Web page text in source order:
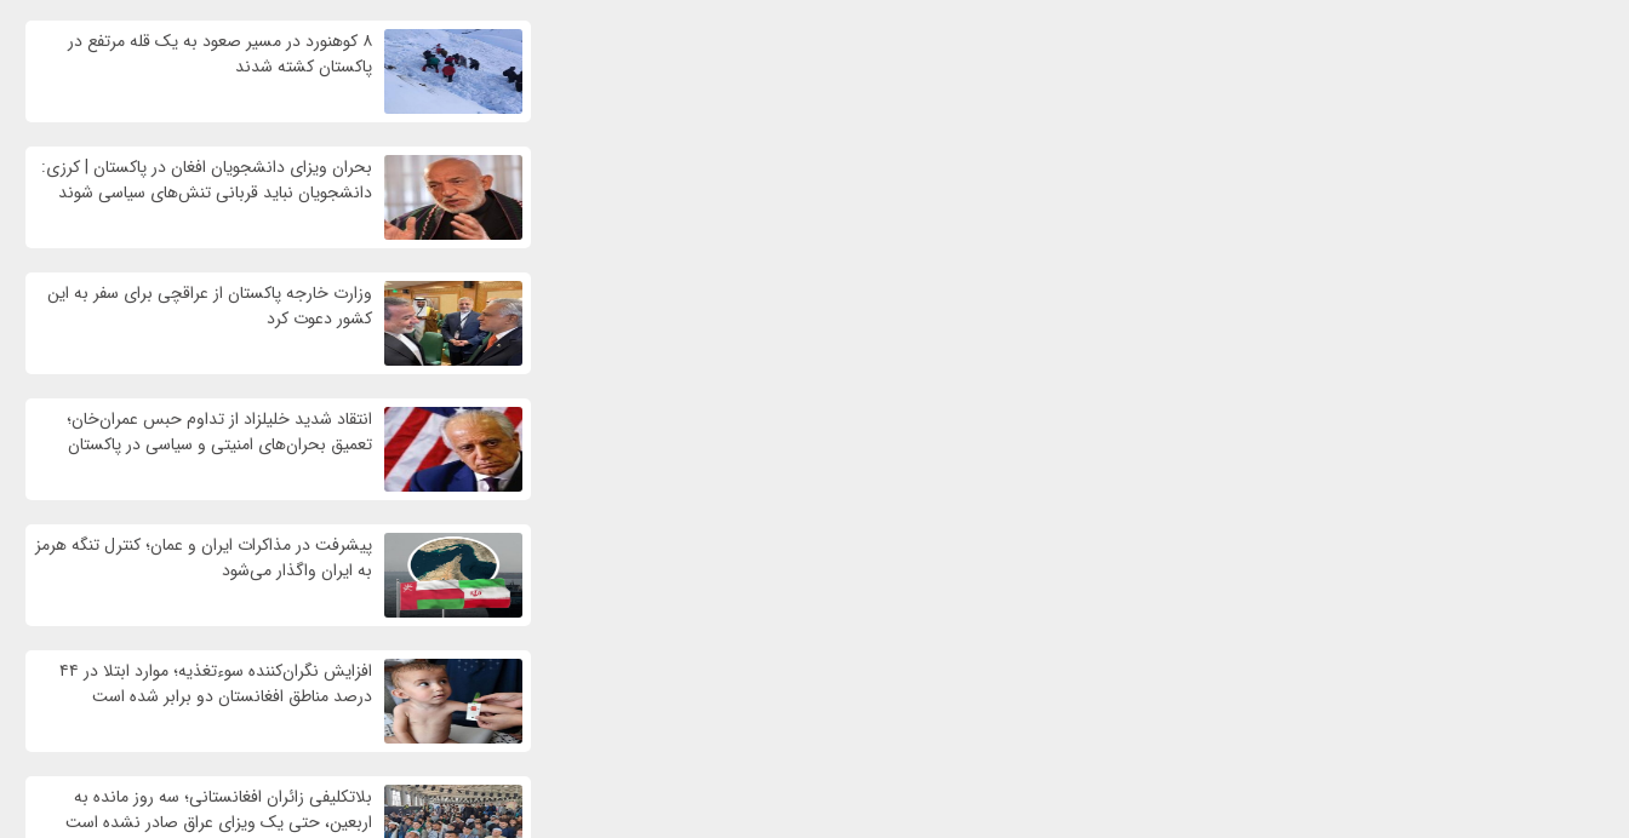
۸ کوهنورد در مسیر صعود به یک قله مرتفع در
پاکستان کشته شدند
بحران ویزای دانشجویان افغان در پاکستان | کرزی:
دانشجویان نباید قربانی تنش‌های سیاسی شوند
وزارت خارجه پاکستان از عراقچی برای سفر به این
کشور دعوت کرد
انتقاد شدید خلیلزاد از تداوم حبس عمران‌خان؛
تعمیق بحران‌های امنیتی و سیاسی در پاکستان
پیشرفت در مذاکرات ایران و عمان؛ کنترل تنگه هرمز
به ایران واگذار می‌شود
افزایش نگران‌کننده سوءتغذیه؛ موارد ابتلا در ۴۴
درصد مناطق افغانستان دو برابر شده است
بلاتکلیفی زائران افغانستانی؛ سه روز مانده به
اربعین، حتی یک ویزای عراق صادر نشده است